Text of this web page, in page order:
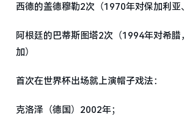
西德的盖德穆勒2次（1970年对保加利亚
阿根廷的巴蒂斯图塔2次（1994年对希腊
加）
首次在世界杯出场就上演帽子戏法：
克洛泽（德国）2002年；